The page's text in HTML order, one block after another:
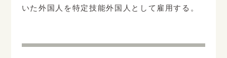
いた外国人を特定技能外国人として雇用する。